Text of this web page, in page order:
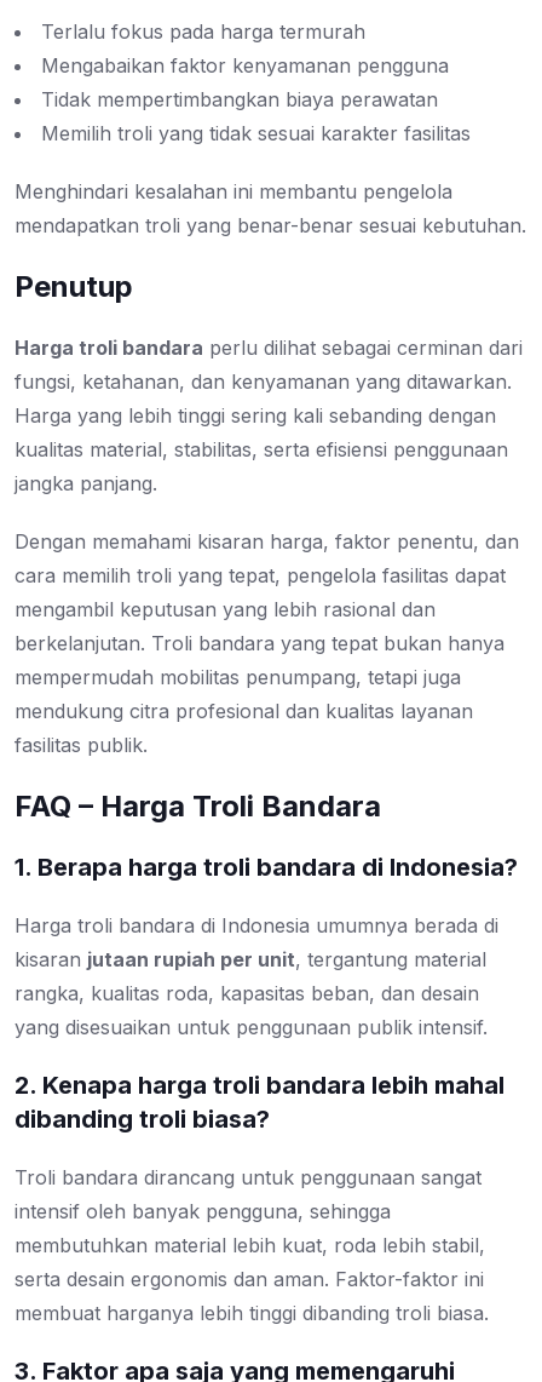
Terlalu fokus pada harga termurah
Mengabaikan faktor kenyamanan pengguna
Tidak mempertimbangkan biaya perawatan
Memilih troli yang tidak sesuai karakter fasilitas
Menghindari kesalahan ini membantu pengelola
mendapatkan troli yang benar-benar sesuai kebutuhan.
Penutup
Harga troli bandara perlu dilihat sebagai cerminan dari
fungsi, ketahanan, dan kenyamanan yang ditawarkan.
Harga yang lebih tinggi sering kali sebanding dengan
kualitas material, stabilitas, serta efisiensi penggunaan
jangka panjang.
Dengan memahami kisaran harga, faktor penentu, dan
cara memilih troli yang tepat, pengelola fasilitas dapat
mengambil keputusan yang lebih rasional dan
berkelanjutan. Troli bandara yang tepat bukan hanya
mempermudah mobilitas penumpang, tetapi juga
mendukung citra profesional dan kualitas layanan
fasilitas publik.
FAQ – Harga Troli Bandara
1. Berapa harga troli bandara di Indonesia?
Harga troli bandara di Indonesia umumnya berada di
kisaran jutaan rupiah per unit, tergantung material
rangka, kualitas roda, kapasitas beban, dan desain
yang disesuaikan untuk penggunaan publik intensif.
2. Kenapa harga troli bandara lebih mahal
dibanding troli biasa?
Troli bandara dirancang untuk penggunaan sangat
intensif oleh banyak pengguna, sehingga
membutuhkan material lebih kuat, roda lebih stabil,
serta desain ergonomis dan aman. Faktor-faktor ini
membuat harganya lebih tinggi dibanding troli biasa.
3. Faktor apa saja yang memengaruhi